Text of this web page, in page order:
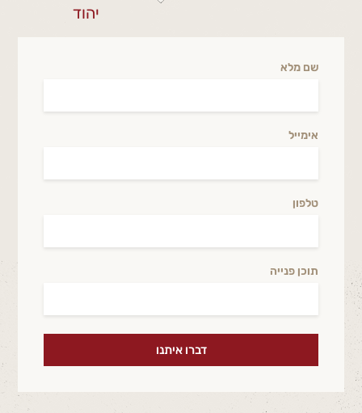
יהוד
שם מלא
אימייל
טלפון
תוכן פנייה
דברו איתנו